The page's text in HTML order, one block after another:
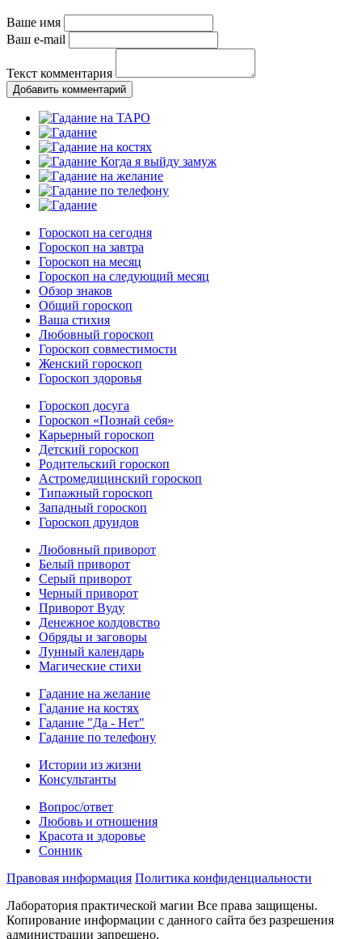
Ваше имя
Ваш e-mail
Текст комментария
Добавить комментарий
Гороскоп на сегодня
Гороскоп на завтра
Гороскоп на месяц
Гороскоп на следующий месяц
Обзор знаков
Общий гороскоп
Ваша стихия
Любовный гороскоп
Гороскоп совместимости
Женский гороскоп
Гороскоп здоровья
Гороскоп досуга
Гороскоп «Познай себя»
Карьерный гороскоп
Детский гороскоп
Родительский гороскоп
Астромедицинский гороскоп
Типажный гороскоп
Западный гороскоп
Гороскоп друидов
Любовный приворот
Белый приворот
Серый приворот
Черный приворот
Приворот Вуду
Денежное колдовство
Обряды и заговоры
Лунный календарь
Магические стихи
Гадание на желание
Гадание на костях
Гадание "Да - Нет"
Гадание по телефону
Истории из жизни
Консультанты
Вопрос/ответ
Любовь и отношения
Красота и здоровье
Сонник
Правовая информация Политика конфиденциальности
Лаборатория практической магии Все права защищены.
Копирование информации с данного сайта без разрешения
администрации запрещено.